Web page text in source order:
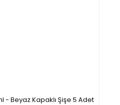
- Beyaz Kapaklı Şişe 5 Adet